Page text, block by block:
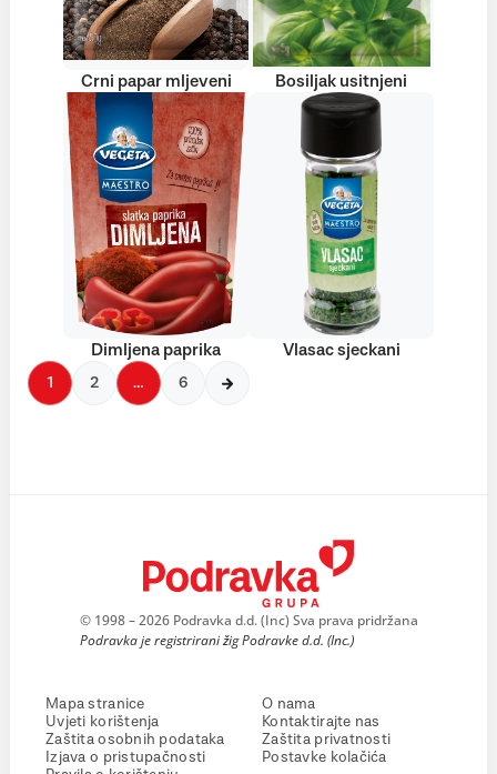
Crni papar mljeveni Bosiljak usitnjeni
Dimljena paprika Vlasac sjeckani
1 2 … 6
© 1998 – 2026 Podravka d.d. (Inc) Sva prava pridržana
Podravka je registrirani žig Podravke d.d. (Inc.)
Mapa stranice
Uvjeti korištenja
Zaštita osobnih podataka
Izjava o pristupačnosti
O nama
Kontaktirajte nas
Zaštita privatnosti
Postavke kolačića